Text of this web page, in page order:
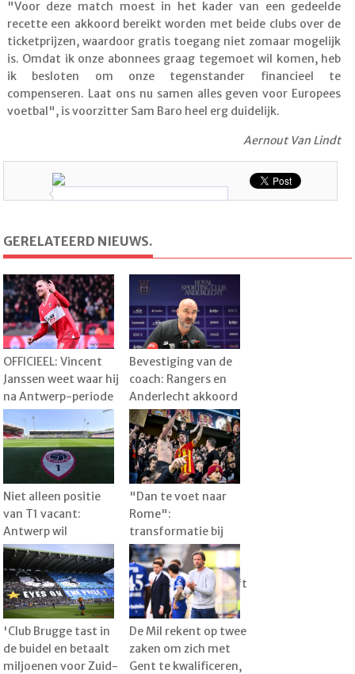
"Voor deze match moest in het kader van een gedeelde
recette een akkoord bereikt worden met beide clubs over de
ticketprijzen, waardoor gratis toegang niet zomaar mogelijk
is. Omdat ik onze abonnees graag tegemoet wil komen, heb
ik besloten om onze tegenstander financieel te
compenseren. Laat ons nu samen alles geven voor Europees
voetbal", is voorzitter Sam Baro heel erg duidelijk.
Aernout Van Lindt
GERELATEERD NIEUWS.
OFFICIEEL: Vincent
Janssen weet waar hij
na Antwerp-periode
gaat voetballen en
kiest voor aparte
uitdaging
Bevestiging van de
coach: Rangers en
Anderlecht akkoord
over transfer, speler
al vertrokken naar
België
Niet alleen positie
van T1 vacant:
Antwerp wil
technische staf nog
verder verstevigen
"Dan te voet naar
Rome":
transformatie bij
KVM, met Raman als
1e spits en de droom
dat sterkhouder blijft
'Club Brugge tast in
de buidel en betaalt
miljoenen voor Zuid-
De Mil rekent op twee
zaken om zich met
Gent te kwalificeren,